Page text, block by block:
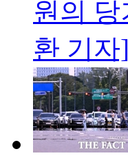
원의
환 기자